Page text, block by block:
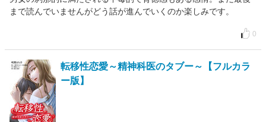
まで読んでいませんがどう話が進んでいくのか楽しみです。
0
転移性恋愛～精神科医のタブー～【フルカラ
ー版】